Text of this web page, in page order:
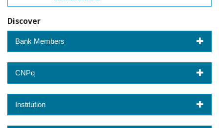
Discover
Bank Members
CNPq
Institution